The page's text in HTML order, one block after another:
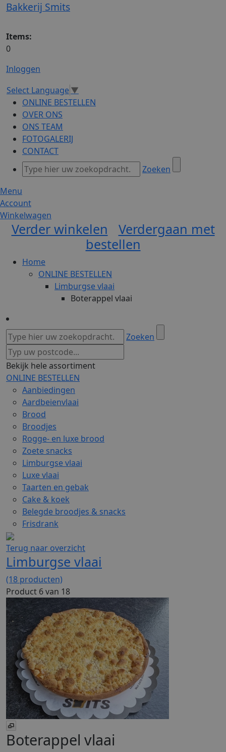
Bakkerij Smits
Items:
0
Inloggen
Select Language▼
ONLINE BESTELLEN
OVER ONS
ONS TEAM
FOTOGALERIJ
CONTACT
Zoeken
Menu
Account
Winkelwagen
Verder winkelen
Verdergaan met
bestellen
Home
ONLINE BESTELLEN
Limburgse vlaai
Boterappel vlaai
Zoeken
Bekijk hele assortiment
ONLINE BESTELLEN
Aanbiedingen
Aardbeienvlaai
Brood
Broodjes
Rogge- en luxe brood
Zoete snacks
Limburgse vlaai
Luxe vlaai
Taarten en gebak
Cake & koek
Belegde broodjes & snacks
Frisdrank
Terug naar overzicht
Limburgse vlaai
(18 producten)
Product 6 van 18
Boterappel vlaai